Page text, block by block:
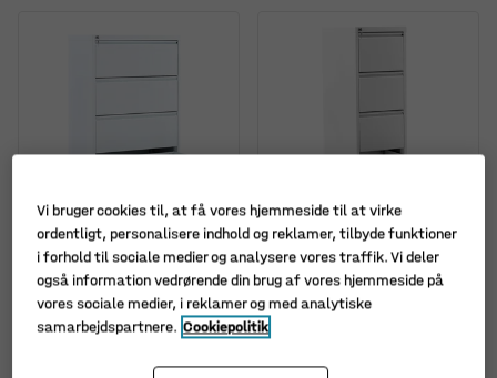
Sidearkivskab INDEX,
A4-størrelse, 4 skuffer,
800x425x1320 mm, hvid
Hængemappeskab
INCLUDE, A4, 4 skuffer,
hvid, 415x1320x630 mm
Vi bruger cookies til, at få vores hjemmeside til at virke
ordentligt, personalisere indhold og reklamer, tilbyde funktioner
i forhold til sociale medier og analysere vores traffik. Vi deler
også information vedrørende din brug af vores hjemmeside på
vores sociale medier, i reklamer og med analytiske
samarbejdspartnere. Cookiepolitik